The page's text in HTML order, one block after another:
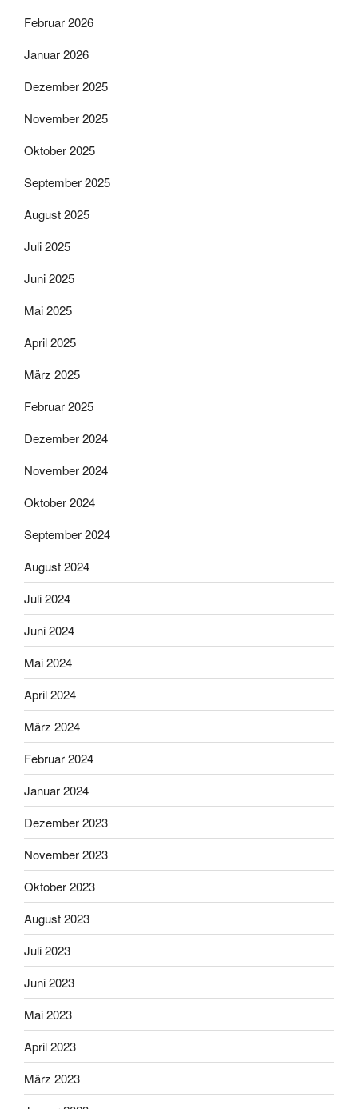
Februar 2026
Januar 2026
Dezember 2025
November 2025
Oktober 2025
September 2025
August 2025
Juli 2025
Juni 2025
Mai 2025
April 2025
März 2025
Februar 2025
Dezember 2024
November 2024
Oktober 2024
September 2024
August 2024
Juli 2024
Juni 2024
Mai 2024
April 2024
März 2024
Februar 2024
Januar 2024
Dezember 2023
November 2023
Oktober 2023
August 2023
Juli 2023
Juni 2023
Mai 2023
April 2023
März 2023